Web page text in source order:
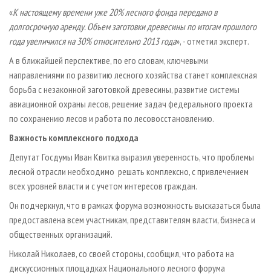
«К настоящему времени уже 20% лесного фонда передано в
долгосрочную аренду. Объем заготовки древесины по итогам прошлого
года увеличился на 30% относительно 2013 года», - отметил эксперт.
А в ближайшей перспективе, по его словам, ключевыми
направлениями по развитию лесного хозяйства станет комплексная
борьба с незаконной заготовкой древесины, развитие системы
авиационной охраны лесов, решение задач федерального проекта
по сохранению лесов и работа по лесовосстановлению.
Важность комплексного подхода
Депутат Госдумы Иван Квитка выразил уверенность, что проблемы
лесной отрасли необходимо решать комплексно, с привлечением
всех уровней власти и с учетом интересов граждан.
Он подчеркнул, что в рамках форума возможность высказаться была
предоставлена всем участникам, представителям власти, бизнеса и
общественных организаций.
Николай Николаев, со своей стороны, сообщил, что работа на
дискуссионных площадках Национального лесного форума